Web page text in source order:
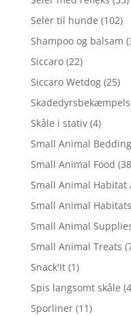
Seler til hunde (102)
Shampoo og balsam
Siccaro (22)
Siccaro Wetdog (25)
Skåle i stativ (4)
Small Animal Bedding
Small Animal Food
Small Animal Habitat
Small Animal
Small Animal
Small Animal Treats
Snack'It (1)
Spis langsomt skåle
Sporliner (11)